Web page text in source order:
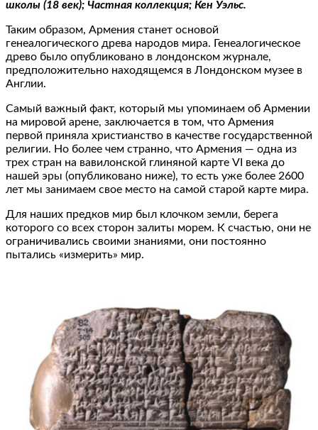
школы (18 век); Частная коллекция; Кен Уэльс.
Таким образом, Армения станет основой
генеалогического древа народов мира. Генеалогическое
древо было опубликовано в лондонском журнале,
предположительно находящемся в Лондонском музее в
Англии.
Самый важный факт, который мы упоминаем об Армении
на мировой арене, заключается в том, что Армения
первой приняла христианство в качестве государственной
религии. Но более чем странно, что Армения — одна из
трех стран на вавилонской глиняной карте VI века до
нашей эры (опубликовано ниже), то есть уже более 2600
лет мы занимаем свое место на самой старой карте мира.
Для наших предков мир был клочком земли, берега
которого со всех сторон залиты морем. К счастью, они не
ограничивались своими знаниями, они постоянно
пытались «измерить» мир.